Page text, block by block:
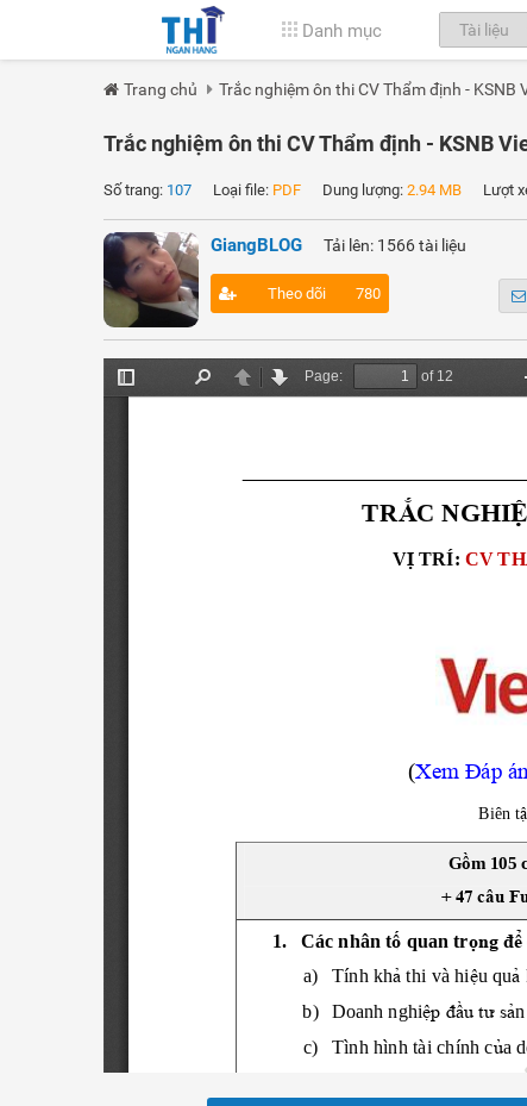
Danh mục
Trang chủ Trắc nghiệm ôn thi CV Thẩm định -
Trắc nghiệm ôn thi CV Thẩm định - KSNB
Số trang: 107 Loại file: PDF Dung lượng: 2.94 MB Lượt
GiangBLOG Tải lên: 1566 tài liệu
Theo dõi 780